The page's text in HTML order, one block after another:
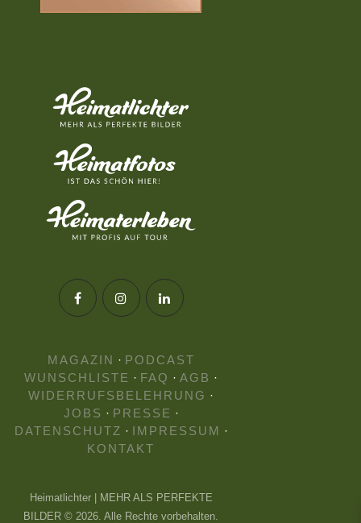
MAGAZIN · PODCAST
WUNSCHLISTE · FAQ · AGB ·
WIDERRUFSBELEHRUNG ·
JOBS · PRESSE ·
DATENSCHUTZ · IMPRESSUM ·
KONTAKT
Heimatlichter | MEHR ALS PERFEKTE
BILDER © 2026. Alle Rechte vorbehalten.